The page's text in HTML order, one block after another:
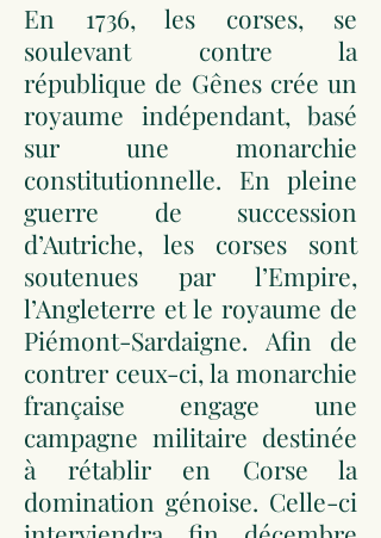
En 1736, les corses, se
soulevant contre la
république de Gênes crée un
royaume indépendant, basé
sur une monarchie
constitutionnelle. En pleine
guerre de succession
d’Autriche, les corses sont
soutenues par l’Empire,
l’Angleterre et le royaume de
Piémont-Sardaigne. Afin de
contrer ceux-ci, la monarchie
française engage une
campagne militaire destinée
à rétablir en Corse la
domination génoise. Celle-ci